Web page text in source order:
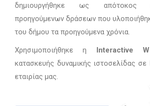
δημιουργήθηκε ως απότοκος
προηγούμενων δράσεων που
του δήμου τα προηγούμενα χρόνια.
Χρησιμοποιήθηκε η Interactive
κατασκευής δυναμικής ιστοσελίδας σε
εταιρίας μας.